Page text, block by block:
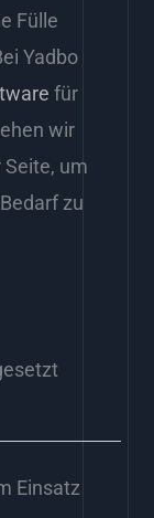
Fülle
Yadbo
für
wir
um
zu
Einsatz